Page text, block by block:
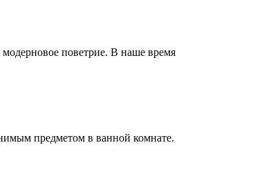
модерновое поветрие. В наше время
предметом в ванной комнате.